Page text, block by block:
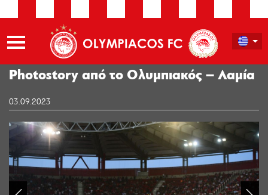
Photostory από το Ολυμπιακός – Λαμία
03.09.2023